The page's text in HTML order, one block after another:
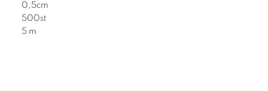
0,5cm
500st
5 m